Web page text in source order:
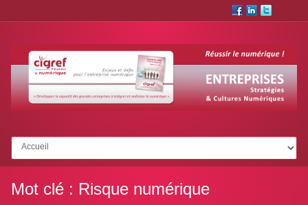
Aller à :
Mot clé : Risque numérique